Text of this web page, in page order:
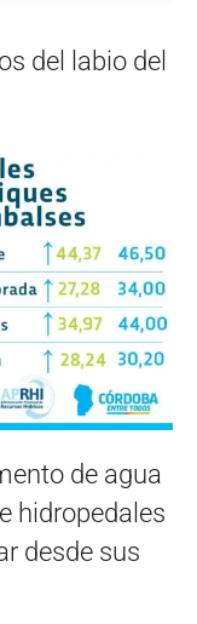
del labio del
de agua
hidropedales
desde sus